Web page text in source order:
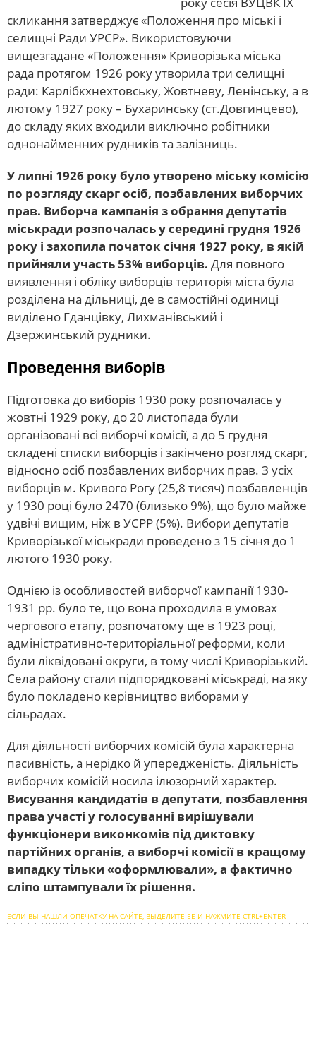
скликання затверджує «Положення про міські і
селищні Ради УРСР». Використовуючи
вищезгадане «Положення» Криворізька міська
рада протягом 1926 року утворила три селищні
ради: Карлібкхнехтовську, Жовтневу, Ленінську, а в
лютому 1927 року – Бухаринську (ст.Довгинцево),
до складу яких входили виключно робітники
однонайменних рудників та залізниць.
У липні 1926 року було утворено міську комісію
по розгляду скарг осіб, позбавлених виборчих
прав. Виборча кампанія з обрання депутатів
міськради розпочалась у середині грудня 1926
року і захопила початок січня 1927 року, в якій
прийняли участь 53% виборців. Для повного
виявлення і обліку виборців територія міста була
розділена на дільниці, де в самостійні одиниці
виділено Гданцівку, Лихманівський і
Дзержинський рудники.
Проведення виборів
Підготовка до виборів 1930 року розпочалась у
жовтні 1929 року, до 20 листопада були
організовані всі виборчі комісії, а до 5 грудня
складені списки виборців і закінчено розгляд скарг,
відносно осіб позбавлених виборчих прав. З усіх
виборців м. Кривого Рогу (25,8 тисяч) позбавленців
у 1930 році було 2470 (близько 9%), що було майже
удвічі вищим, ніж в УСРР (5%). Вибори депутатів
Криворізької міськради проведено з 15 січня до 1
лютого 1930 року.
Однією із особливостей виборчої кампанії 1930-
1931 рр. було те, що вона проходила в умовах
чергового етапу, розпочатому ще в 1923 році,
адміністративно-територіальної реформи, коли
були ліквідовані округи, в тому числі Криворізький.
Села району стали підпорядковані міськраді, на яку
було покладено керівництво виборами у
сільрадах.
Для діяльності виборчих комісій була характерна
пасивність, а нерідко й упередженість. Діяльність
виборчих комісій носила ілюзорний характер.
Висування кандидатів в депутати, позбавлення
права участі у голосуванні вирішували
функціонери виконкомів під диктовку
партійних органів, а виборчі комісії в кращому
випадку тільки «оформлювали», а фактично
сліпо штампували їх рішення.
ЕСЛИ ВЫ НАШЛИ ОПЕЧАТКУ НА САЙТЕ, ВЫДЕЛИТЕ ЕЕ И НАЖМИТЕ CTRL+ENTER